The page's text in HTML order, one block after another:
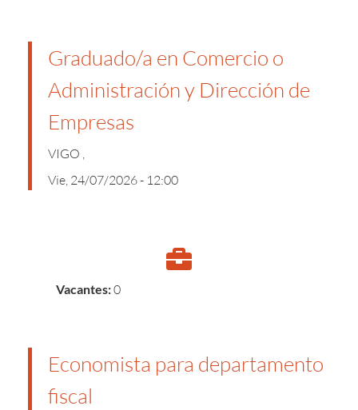
Graduado/a en Comercio o
Administración y Dirección de
Empresas
VIGO ,
Vie, 24/07/2026 - 12:00
Vacantes:0
Economista para departamento
fiscal